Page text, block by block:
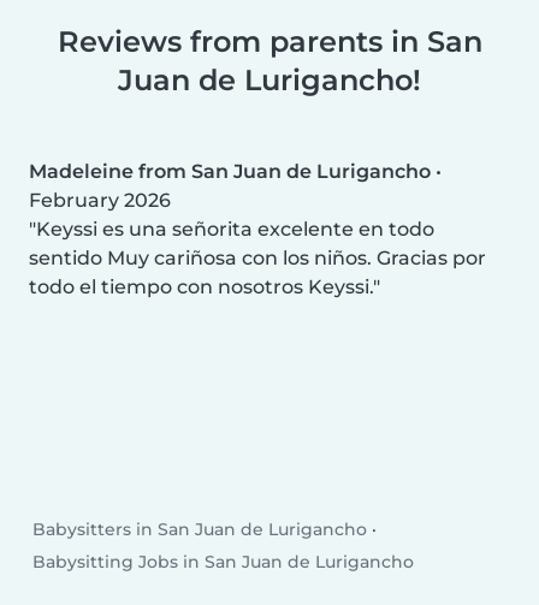
Reviews from parents in San
Juan de Lurigancho!
Madeleine from San Juan de Lurigancho •
February 2026
Keyssi es una señorita excelente en todo
sentido Muy cariñosa con los niños. Gracias por
todo el tiempo con nosotros Keyssi.
Babysitters in San Juan de Lurigancho
Babysitting Jobs in San Juan de Lurigancho